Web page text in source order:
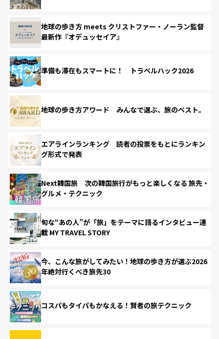
地球の歩き方 meets クリストファー・ノーラン監督
最新作『オデュッセイア』
準備も滞在もスマートに！ トラベルハック2026
地球の歩き方アワード みんなで選ぶ、旅のベスト。
エアラインランキング 読者の投票をもとにランキン
グ形式で発表
Next韓国旅 次の韓国旅行がもっと楽しくなる 旅先・
グルメ・テクニック
旬な“あの人”が「旅」をテーマに語るインタビュー連
載 MY TRAVEL STORY
今、こんな旅がしてみたい！地球の歩き方が選ぶ2026
年絶対行くべき旅先30
コスパもタイパもかなえる！賢者の旅テクニック